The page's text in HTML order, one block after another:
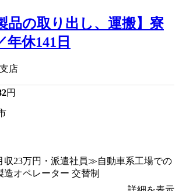
品の取り出し、運搬】寮
休141日
店
円
23万円・派遣社員≫自動車系工場での
造オペレーター 交替制